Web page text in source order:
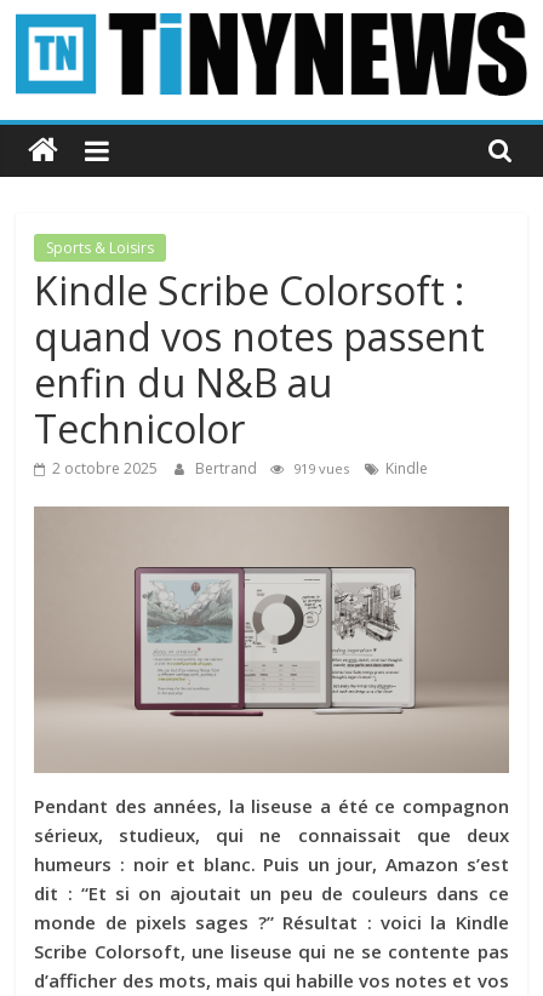
Passer
contenu
Tinynews
Le
belge
connecté
Sports & Loisirs
Kindle Scribe Colorsoft :
quand vos notes passent
enfin du N&B au
Technicolor
2 octobre 2025 Bertrand 919 vues Kindle
Pendant des années, la liseuse a été ce compagnon
sérieux, studieux, qui ne connaissait que deux
humeurs : noir et blanc. Puis un jour, Amazon s’est
dit : “Et si on ajoutait un peu de couleurs dans ce
monde de pixels sages ?” Résultat : voici la Kindle
Scribe Colorsoft, une liseuse qui ne se contente pas
d’afficher des mots, mais qui habille vos notes et vos